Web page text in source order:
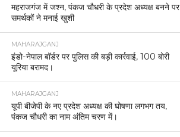
महराजगंज में जश्न, पंकज चौधरी के प्रदेश अध्यक्ष बनने पर
समर्थकों ने मनाई खुशी
MAHARAJGANJ
इंडो-नेपाल बॉर्डर पर पुलिस की बड़ी कार्रवाई, 100 बोरी
यूरिया बरामद।
MAHARAJGANJ
यूपी बीजेपी के नए प्रदेश अध्यक्ष की घोषणा लगभग तय,
पंकज चौधरी का नाम अंतिम चरण में।